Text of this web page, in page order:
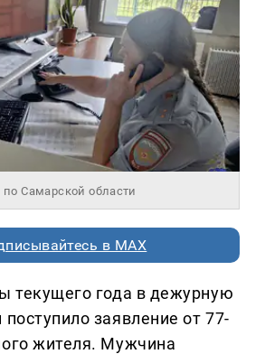
Самарской области
в MAX
текущего года в дежурную
заявление от 77-
жителя. Мужчина